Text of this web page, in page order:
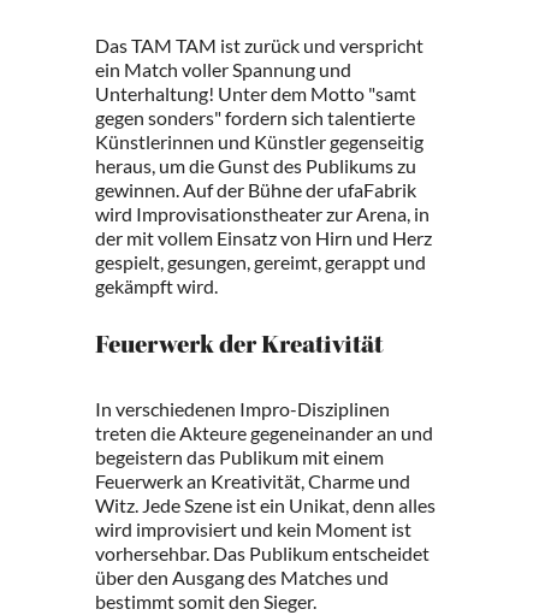
Das TAM TAM ist zurück und verspricht
ein Match voller Spannung und
Unterhaltung! Unter dem Motto "samt
gegen sonders" fordern sich talentierte
Künstlerinnen und Künstler gegenseitig
heraus, um die Gunst des Publikums zu
gewinnen. Auf der Bühne der ufaFabrik
wird Improvisationstheater zur Arena, in
der mit vollem Einsatz von Hirn und Herz
gespielt, gesungen, gereimt, gerappt und
gekämpft wird.
Feuerwerk der Kreativität
In verschiedenen Impro-Disziplinen
treten die Akteure gegeneinander an und
begeistern das Publikum mit einem
Feuerwerk an Kreativität, Charme und
Witz. Jede Szene ist ein Unikat, denn alles
wird improvisiert und kein Moment ist
vorhersehbar. Das Publikum entscheidet
über den Ausgang des Matches und
bestimmt somit den Sieger.